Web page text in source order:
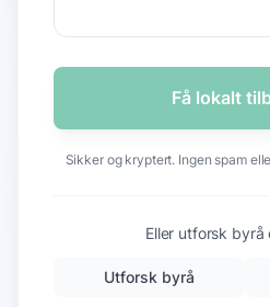
Få lokalt
Sikker og kryptert. Ingen spam
Eller utforsk
Utforsk byrå